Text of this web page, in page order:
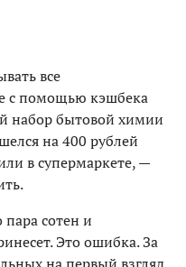
все
с помощью кэшбека
набор бытовой химии
на 400 рублей
в супермаркете, —
пара сотен и
Это ошибка. За